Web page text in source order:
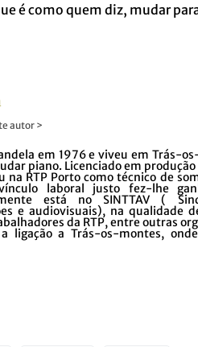
é como quem diz, mudar
autor >
em 1976 e viveu em Trás-
piano. Licenciado em produção
na RTP Porto como técnico de
laboral justo fez-lhe
está no SINTTAV (
e audiovisuais), na qualidade
da RTP, entre outras
ligação a Trás-os-montes,